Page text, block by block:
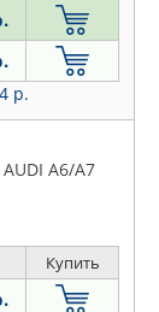
р.
A6/A7
Купить